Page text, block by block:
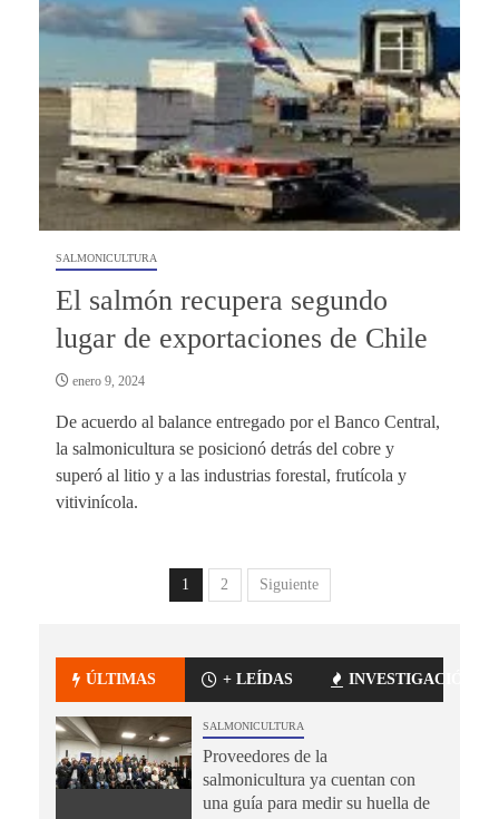
SALMONICULTURA
El salmón recupera segundo
lugar de exportaciones de Chile
enero 9, 2024
De acuerdo al balance entregado por el Banco Central,
la salmonicultura se posicionó detrás del cobre y
superó al litio y a las industrias forestal, frutícola y
vitivinícola.
1 2 Siguiente
ÚLTIMAS + LEÍDAS INVESTIGACIÓN
SALMONICULTURA
Proveedores de la
salmonicultura ya cuentan con
una guía para medir su huella de